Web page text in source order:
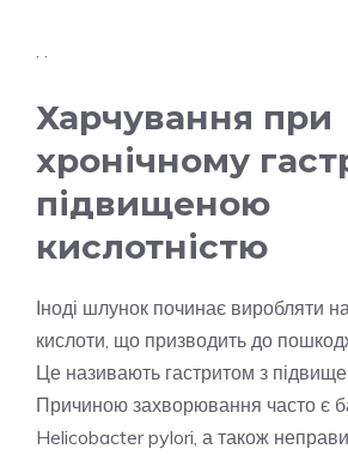
Харчування при
хронічному
підвищеною
кислотністю
Іноді шлунок починає виробляти
кислоти, що призводить до
Це називають гастритом з
Причиною захворювання часто є
Helicobacter pylori, а також